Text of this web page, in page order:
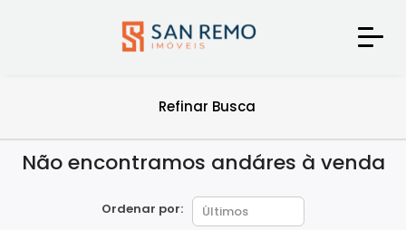
Refinar Busca
Não encontramos andáres à venda
Ordenar por: